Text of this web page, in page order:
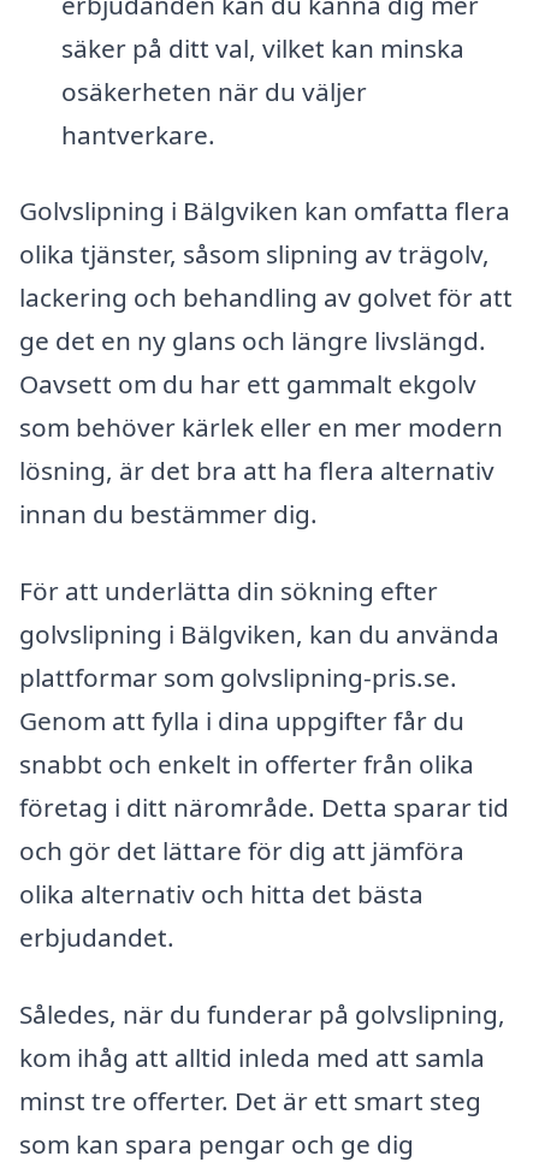
säker på ditt val, vilket kan minska
osäkerheten när du väljer
hantverkare.
Golvslipning i Bälgviken kan omfatta flera
olika tjänster, såsom slipning av trägolv,
lackering och behandling av golvet för att
ge det en ny glans och längre livslängd.
Oavsett om du har ett gammalt ekgolv
som behöver kärlek eller en mer modern
lösning, är det bra att ha flera alternativ
innan du bestämmer dig.
För att underlätta din sökning efter
golvslipning i Bälgviken, kan du använda
plattformar som golvslipning-pris.se.
Genom att fylla i dina uppgifter får du
snabbt och enkelt in offerter från olika
företag i ditt närområde. Detta sparar tid
och gör det lättare för dig att jämföra
olika alternativ och hitta det bästa
erbjudandet.
Således, när du funderar på golvslipning,
kom ihåg att alltid inleda med att samla
minst tre offerter. Det är ett smart steg
som kan spara pengar och ge dig